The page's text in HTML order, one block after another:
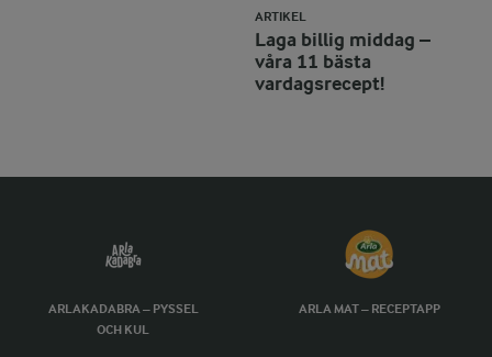
ARTIKEL
Laga billig middag –
våra 11 bästa
vardagsrecept!
ARLAKADABRA – PYSSEL
OCH KUL
ARLA MAT – RECEPTAPP